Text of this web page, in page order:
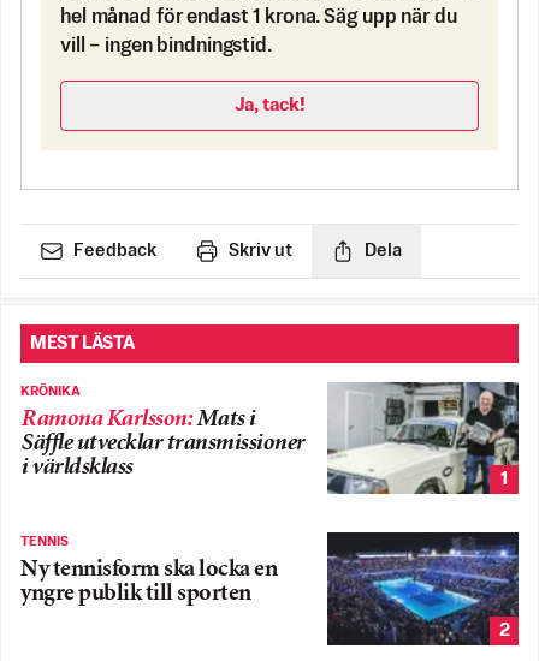
hel månad för endast 1 krona. Säg upp när du
vill – ingen bindningstid.
Ja, tack!
Feedback Skriv ut Dela
MEST LÄSTA
KRÖNIKA
Ramona Karlsson:Mats i
Säffle utvecklar transmissioner
i världsklass
1
TENNIS
Ny tennisform ska locka en
yngre publik till sporten
2